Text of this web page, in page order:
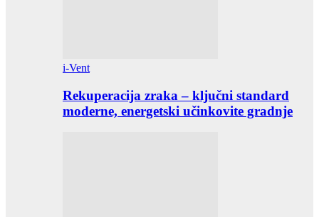
i-Vent
Rekuperacija zraka – ključni standard
moderne, energetski učinkovite gradnje